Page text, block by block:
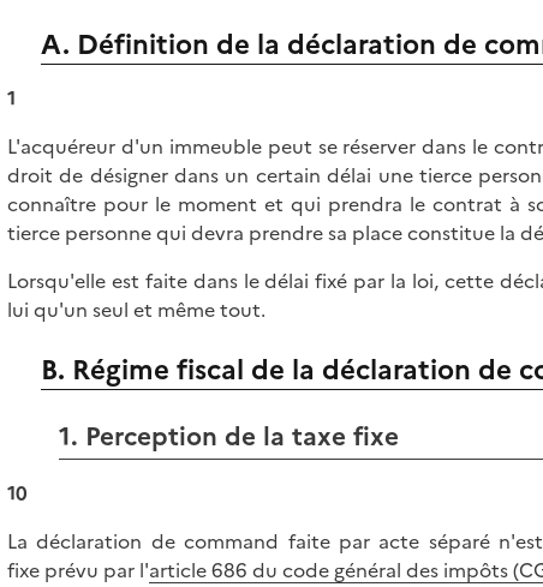
A. Définition de la déclaration de
1
L'acquéreur d'un immeuble peut se réserver dans le
droit de désigner dans un certain délai une tierce
connaître pour le moment et qui prendra le contrat à
tierce personne qui devra prendre sa place constitue la
Lorsqu'elle est faite dans le délai fixé par la loi, cette
lui qu'un seul et même tout.
B. Régime fiscal de la déclaration de
1. Perception de la taxe fixe
10
La déclaration de command faite par acte séparé
fixe prévu par l'article 686 du code général des impôts